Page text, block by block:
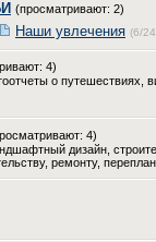
(просматривают: 2)
Наши увлечения (6/
4)
о путешествиях,
4)
дизайн,
ремонту,